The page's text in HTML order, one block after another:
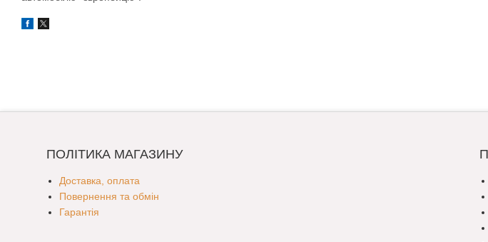
ПОЛІТИКА МАГАЗИНУ
Доставка, оплата
Повернення та обмін
Гарантія